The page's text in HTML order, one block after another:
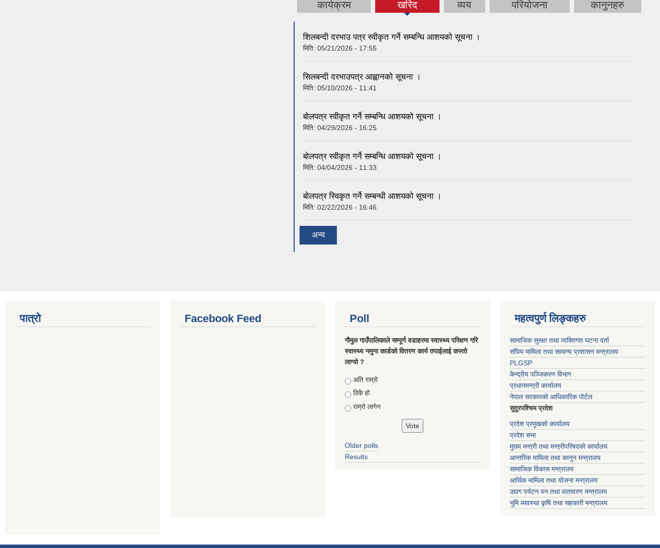
कार्यक्रम
खरिद
(active tab)
व्यय
परियोजना
कानुनहरु
शिलबन्दी दरभाउ पत्र स्वीकृत गर्ने सम्बन्धि आशयको सूचना ।
मिति: 05/21/2026 - 17:55
सिलबन्दी दरभाउपत्र आह्वानको सूचना ।
मिति: 05/10/2026 - 11:41
बोलपत्र स्वीकृत गर्ने सम्बन्धि आशयको सूचना ।
मिति: 04/29/2026 - 16:25
बोलपत्र स्वीकृत गर्ने सम्बन्धि आशयको सूचना ।
मिति: 04/04/2026 - 11:33
बोलपत्र स्विकृत गर्ने सम्बन्धी आशयको सूचना ।
मिति: 02/22/2026 - 16:46
अन्य
पात्रो Facebook Feed Poll
गौमुल गाउँपालिकाले सम्पूर्ण वडाहरमा स्वास्थ्य परिक्षण गरि
स्वास्थ्य नमुना कार्डको वितरण कार्य तपाईलाई कस्तो
लाग्यो ?
Choices
अति राम्रो
ठिकै हो
राम्रो लागेन
Older polls
Results
महत्वपुर्ण लिङ्कहरु
सामाजिक सुरक्षा तथा व्यक्तिगत घटना दर्ता
संघिय मामिला तथा सामान्य प्रशासन मन्त्रालय
PLGSP
केन्द्रीय पञ्जिकरण विभाग
प्रधानमन्त्री कार्यालय
नेपाल सरकारको आधिकारिक पोर्टल
सुदूरपश्चिम प्रदेश
प्रदेश प्रमुखको कार्यालय
प्रदेश सभा
मुख्य मन्त्री तथा मन्त्रीपरिषदको कार्यालय
आन्तरिक मामिला तथा कानुन मन्त्रालय
सामाजिक विकास मन्त्रालय
आर्थिक मामिला तथा योजना मन्त्रालय
उद्यग पर्यटन वन तथा वातावरण मन्त्रालय
भुमि ब्यवस्था कृषि तथा सहकारी मन्त्रालय